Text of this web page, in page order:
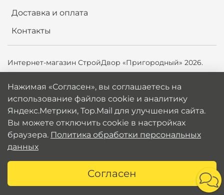
Доставка и оплата
Контакты
Интернет-магазин СтройДвор «Пригородный» 2026.
использование файлов cookie и аналитику
Яндекс.Метрики, Top.Mail.ru для улучшения сайта. Вы
можете отключить cookie в настройках браузера.
Политика обработки персональных данных
Каталог Поиск Корзина Избранное Профиль
Нажимая «Согласен», вы соглашаетесь на
использование файлов cookie и аналитику
Яндекс.Метрики, Top.Mail для улучшения сайта.
Вы можете отключить cookie в настройках
браузера. Политика обработки персональных
данных
Согласен